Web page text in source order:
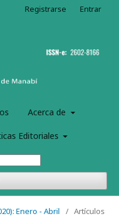
Acerca de
Editoriales
Registrarse Entrar
Enero - Abril / Artículos